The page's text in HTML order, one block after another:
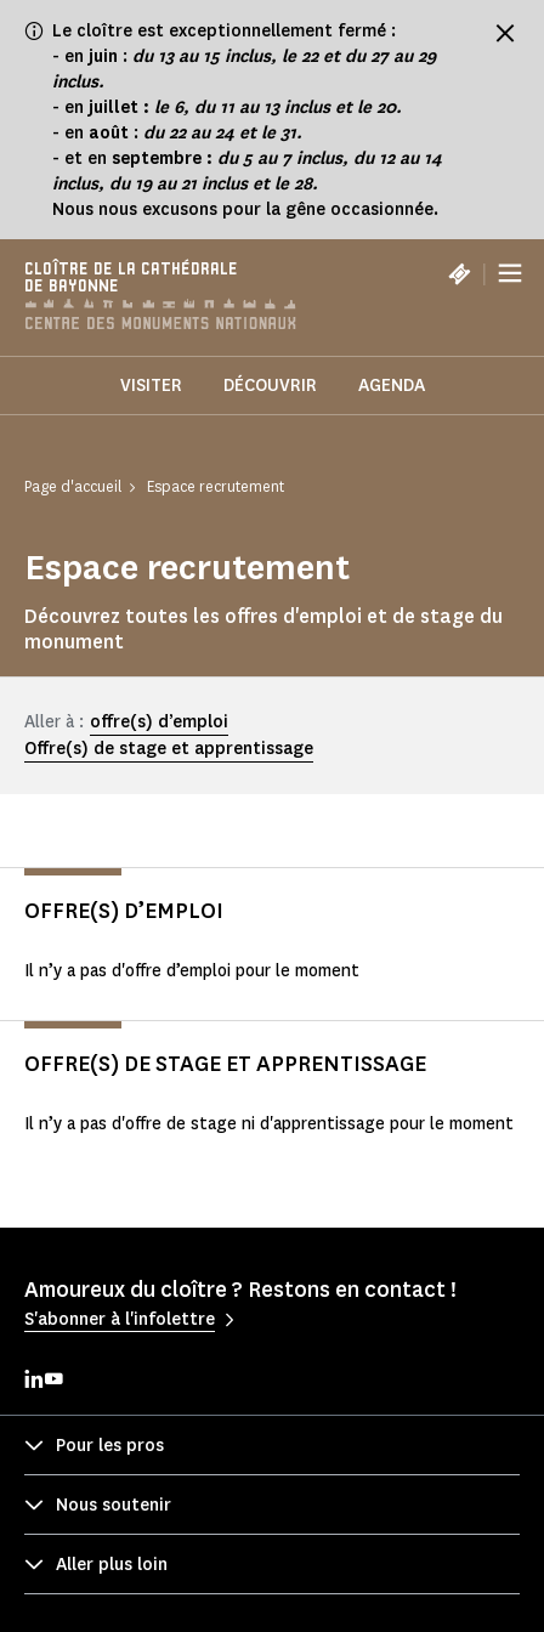
Le cloître est exceptionnellement fermé :
- en juin : du 13 au 15 inclus, le 22 et du 27 au 29
inclus.
- en juillet : le 6, du 11 au 13 inclus et le 20.
- en août : du 22 au 24 et le 31.
- et en septembre : du 5 au 7 inclus, du 12 au 14
inclus, du 19 au 21 inclus et le 28.
Nous nous excusons pour la gêne occasionnée.
CLOÎTRE DE LA CATHÉDRALE
DE BAYONNE
|
VISITER DÉCOUVRIR AGENDA
Page d'accueil Espace recrutement
Espace recrutement
Découvrez toutes les offres d'emploi et de stage du
monument
Aller à : offre(s) d’emploi
Offre(s) de stage et apprentissage
OFFRE(S) D’EMPLOI
Il n’y a pas d'offre d’emploi pour le moment
OFFRE(S) DE STAGE ET APPRENTISSAGE
Il n’y a pas d'offre de stage ni d'apprentissage pour le moment
Amoureux du cloître ? Restons en contact !
S'abonner à l'infolettre
Pour les pros
Nous soutenir
Aller plus loin